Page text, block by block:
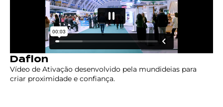
Daflon
Vídeo de Ativação desenvolvido pela mundideias para
criar proximidade e confiança.